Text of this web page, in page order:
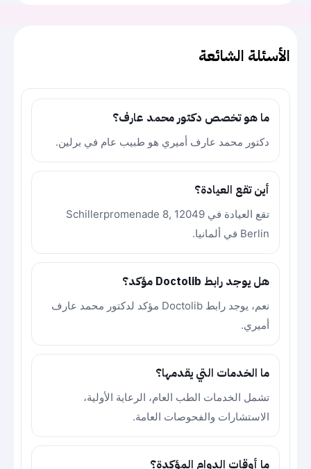
الأسئلة الشائعة
ما هو تخصص دكتور محمد عارف؟
دكتور محمد عارف أميري هو طبيب عام في برلين.
أين تقع العيادة؟
تقع العيادة في Schillerpromenade 8, 12049
Berlin في ألمانيا.
هل يوجد رابط Doctolib مؤكد؟
نعم، يوجد رابط Doctolib مؤكد لدكتور محمد عارف
أميري.
ما الخدمات التي يقدمها؟
تشمل الخدمات الطب العام، الرعاية الأولية،
الاستشارات والفحوصات العامة.
ما أوقات الدوام المؤكدة؟